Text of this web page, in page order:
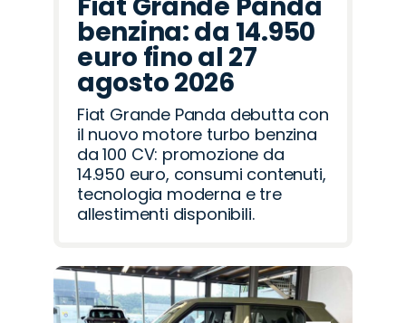
benzina: da 14.950
euro fino al 27
agosto 2026
Fiat Grande Panda debutta con
il nuovo motore turbo benzina
da 100 CV: promozione da
14.950 euro, consumi contenuti,
tecnologia moderna e tre
allestimenti disponibili.